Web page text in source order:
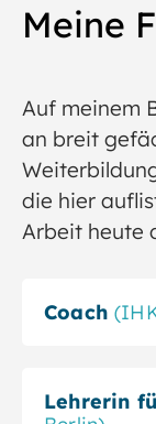
Meine
Auf meinem
an breit
die hier
Arbeit heute
Coach
Lehrerin